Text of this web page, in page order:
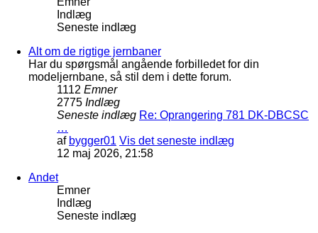
Indlæg
Seneste indlæg
Alt om de rigtige jernbaner
Har du spørgsmål angående forbilledet for din
modeljernbane, så stil dem i dette forum.
1112 Emner
2775 Indlæg
Seneste indlæg Re: Oprangering 781 DK-DBCSC
…
af bygger01 Vis det seneste indlæg
12 maj 2026, 21:58
Andet
Emner
Indlæg
Seneste indlæg